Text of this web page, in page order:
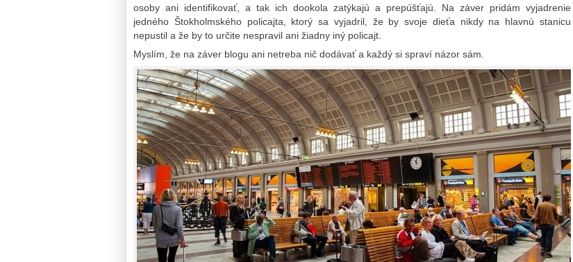
osoby ani identifikovať, a tak ich dookola zatýkajú a prepúšťajú. Na záver pridám vyjadrenie
jedného Štokholmského policajta, ktorý sa vyjadril, že by svoje dieťa nikdy na hlavnú stanicu
nepustil a že by to určite nespravil ani žiadny iný policajt.
Myslím, že na záver blogu ani netreba nič dodávať a každý si spraví názor sám.